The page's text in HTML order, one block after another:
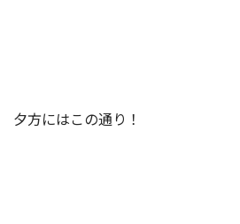
夕方にはこの通り！